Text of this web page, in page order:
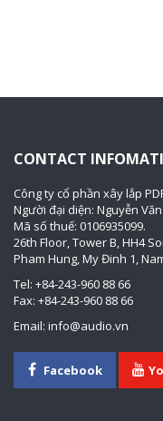
CONTACT
Công ty cổ phần xây lắp
Người đại diện: Nguyễn
Mã số thuế: 0106935099.
26th Floor, Tower B, HH4
Pham Hung, My Đinh 1,
Tel: +84-243-960 88 66
Fax: +84-243-960 88 66
Email: info@audio.vn
Facebook